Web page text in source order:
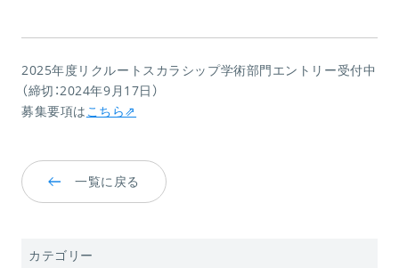
2025年度リクルートスカラシップ学術部門エントリー受付中
（締切：2024年9月17日）
募集要項はこちら⇗
一覧に戻る
カテゴリー